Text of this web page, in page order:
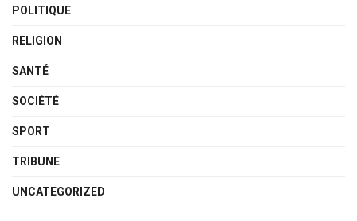
POLITIQUE
RELIGION
SANTÉ
SOCIÉTÉ
SPORT
TRIBUNE
UNCATEGORIZED